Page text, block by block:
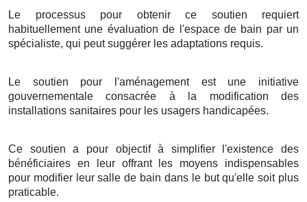
Le processus pour obtenir ce soutien requiert
habituellement une évaluation de l'espace de bain par un
spécialiste, qui peut suggérer les adaptations requis.
Le soutien pour l'aménagement est une initiative
gouvernementale consacrée à la modification des
installations sanitaires pour les usagers handicapées.
Ce soutien a pour objectif à simplifier l'existence des
bénéficiaires en leur offrant les moyens indispensables
pour modifier leur salle de bain dans le but qu'elle soit plus
praticable.